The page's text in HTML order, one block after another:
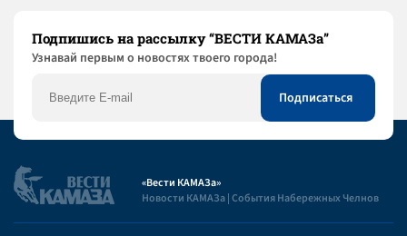
Подпишись на рассылку “ВЕСТИ КАМАЗа”
Узнaвай первым о новостях твоего города!
«Вести КАМАЗа»
Новости КАМАЗа | События Набережных Челнов